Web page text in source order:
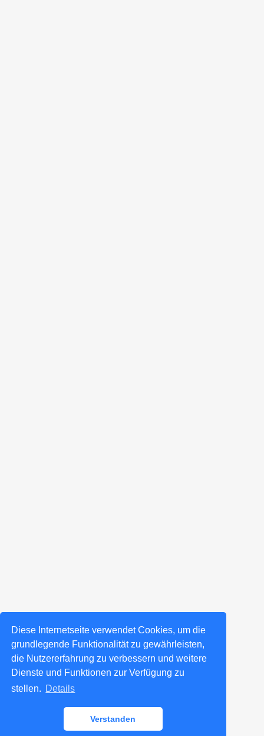
Diese Internetseite verwendet Cookies, um die
grundlegende Funktionalität zu gewährleisten,
die Nutzererfahrung zu verbessern und weitere
Dienste und Funktionen zur Verfügung zu
stellen. Details
Verstanden